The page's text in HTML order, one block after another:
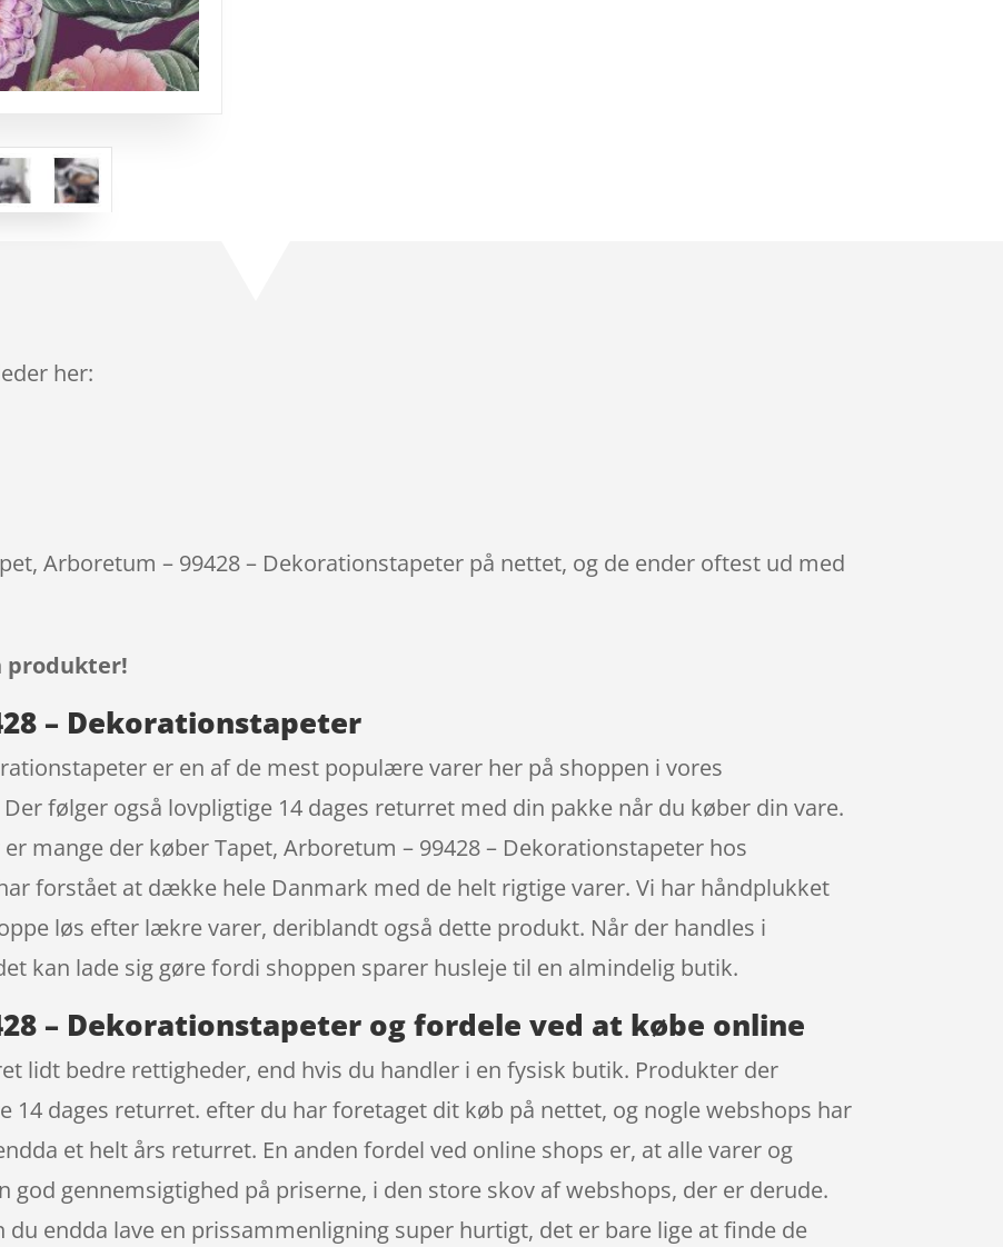
her:
Arboretum – 99428 – Dekorationstapeter på nettet, og de ender oftest ud med
produkter!
– Dekorationstapeter
er en af de mest populære varer her på shoppen i vores
følger også lovpligtige 14 dages returret med din pakke når du køber din vare.
mange der køber Tapet, Arboretum – 99428 – Dekorationstapeter hos
forstået at dække hele Danmark med de helt rigtige varer. Vi har håndplukket
løs efter lækre varer, deriblandt også dette produkt. Når der handles i
kan lade sig gøre fordi shoppen sparer husleje til en almindelig butik.
– Dekorationstapeter og fordele ved at købe online
lidt bedre rettigheder, end hvis du handler i en fysisk butik. Produkter der
14 dages returret. efter du har foretaget dit køb på nettet, og nogle webshops har
et helt års returret. En anden fordel ved online shops er, at alle varer og
god gennemsigtighed på priserne, i den store skov af webshops, der er derude.
endda lave en prissammenligning super hurtigt, det er bare lige at finde de